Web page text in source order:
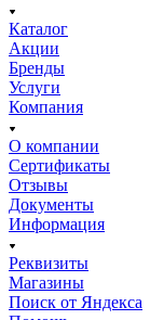
Каталог
Акции
Бренды
Услуги
Компания
О компании
Сертификаты
Отзывы
Документы
Информация
Реквизиты
Магазины
Поиск от Яндекса